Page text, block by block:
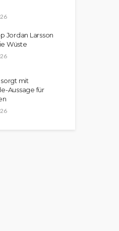
Jordan Larsson
Wüste
mit
Aussage für